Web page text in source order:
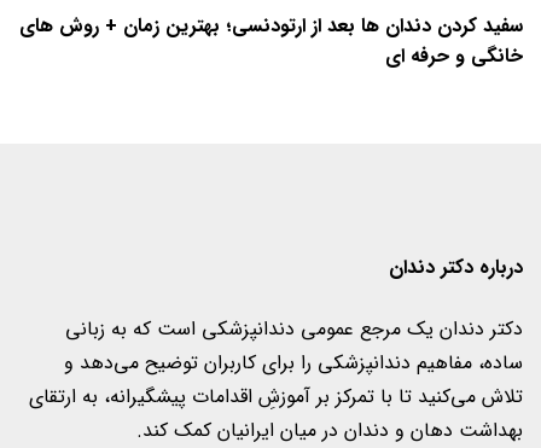
سفید کردن دندان ها بعد از ارتودنسی؛ بهترین زمان + روش های
خانگی و حرفه ای
درباره دکتر دندان
دکتر دندان یک مرجع عمومی دندانپزشکی است که به زبانی
ساده، مفاهیم دندانپزشکی را برای کاربران‌ توضیح می‌دهد و
تلاش می‌کنید تا با تمرکز بر آموزشِ اقدامات پیشگیرانه، به ارتقای
بهداشت دهان و دندان در میان ایرانیان کمک کند.